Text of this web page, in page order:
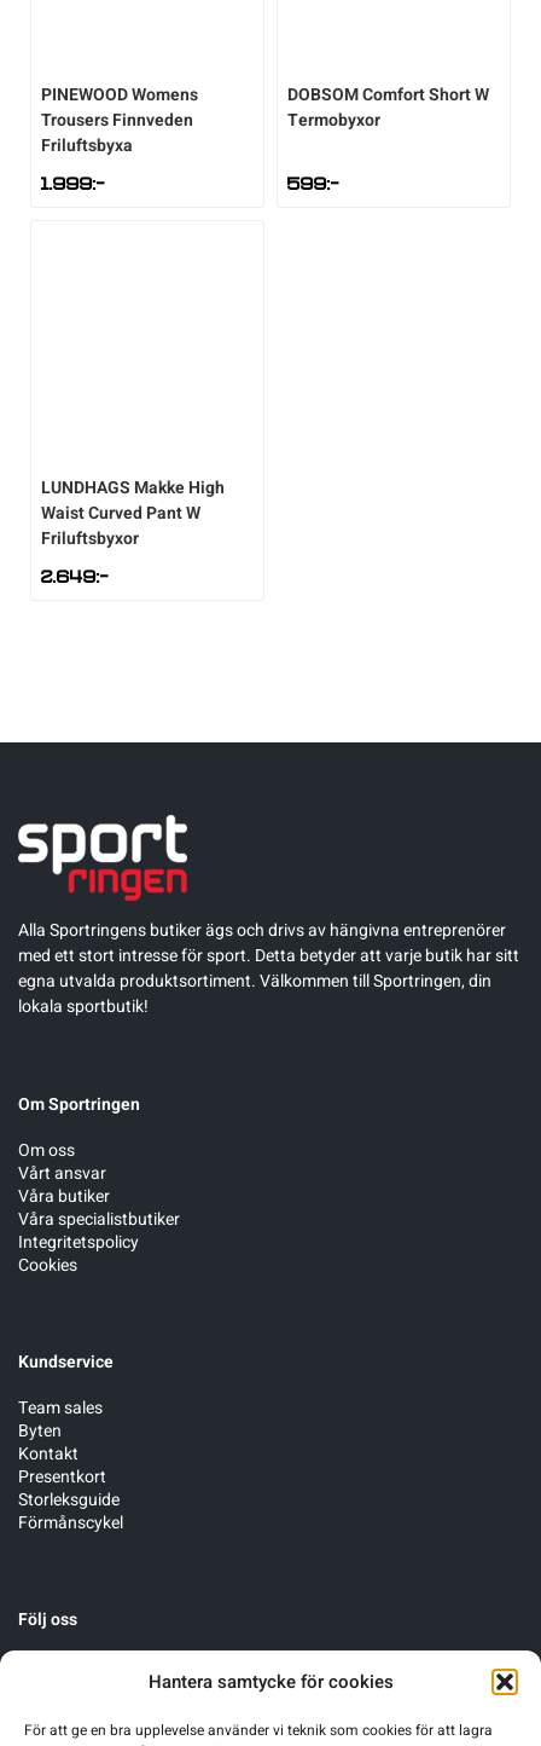
Hantera samtycke för cookies
För att ge en bra upplevelse använder vi teknik som cookies för att lagra
PINEWOODWomens
Trousers Finnveden
Friluftsbyxa
1.999:-
DOBSOMComfort Short W
Termobyxor
599:-
LUNDHAGS Makke High
Waist Curved Pant W
Friluftsbyxor
2.649:-
Alla Sportringens butiker ägs och drivs av hängivna entreprenörer
med ett stort intresse för sport. Detta betyder att varje butik har sitt
egna utvalda produktsortiment. Välkommen till Sportringen, din
lokala sportbutik!
Om Sportringen
Om oss
Vårt ansvar
Våra butiker
Våra specialistbutiker
Integritetspolicy
Cookies
Kundservice
Team sales
Byten
Kontakt
Presentkort
Storleksguide
Förmånscykel
Följ oss